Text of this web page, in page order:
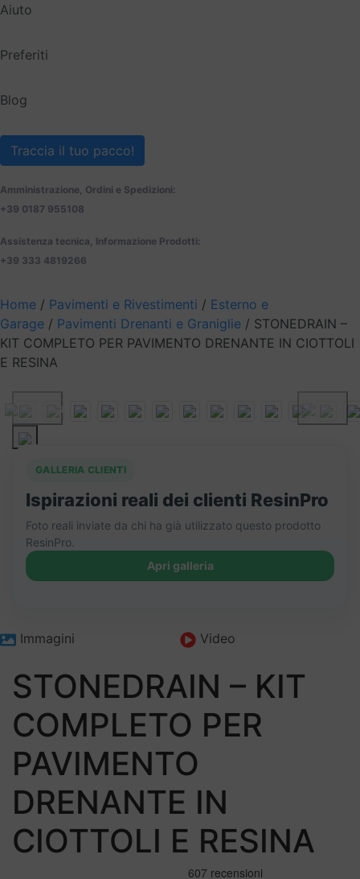
Aiuto
Preferiti
Blog
Traccia il tuo pacco!
Amministrazione, Ordini e Spedizioni:
+39 0187 955108
Assistenza tecnica, Informazione Prodotti:
+39 333 4819266
Home / Pavimenti e Rivestimenti / Esterno e
Garage / Pavimenti Drenanti e Graniglie / STONEDRAIN –
KIT COMPLETO PER PAVIMENTO DRENANTE IN CIOTTOLI
E RESINA
Previous
GALLERIA CLIENTI
Ispirazioni reali dei clienti ResinPro
Foto reali inviate da chi ha già utilizzato questo prodotto
ResinPro.
Apri galleria
Immagini Video
STONEDRAIN – KIT
COMPLETO PER
PAVIMENTO
DRENANTE IN
CIOTTOLI E RESINA